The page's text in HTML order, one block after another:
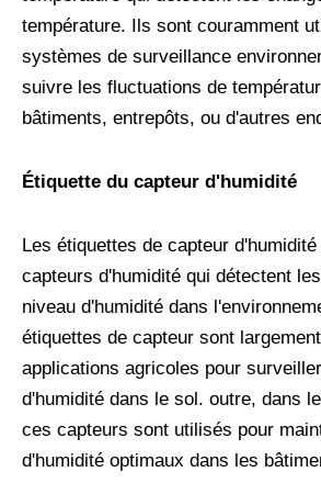
température. Ils sont couramment
systèmes de surveillance
suivre les fluctuations de
bâtiments, entrepôts, ou d'autres
Étiquette du capteur d'humidité
Les étiquettes de capteur
capteurs d'humidité qui détectent
niveau d'humidité dans
étiquettes de capteur sont
applications agricoles pour
d'humidité dans le sol. outre, dans
ces capteurs sont utilisés pour
d'humidité optimaux dans les